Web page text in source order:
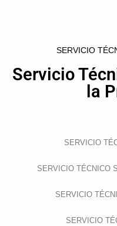
SERVICIO
Servicio
la
SERVICIO
SERVICIO TÉCNICO
SERVICIO
SERVICIO